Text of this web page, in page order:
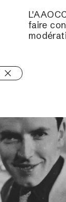
faire